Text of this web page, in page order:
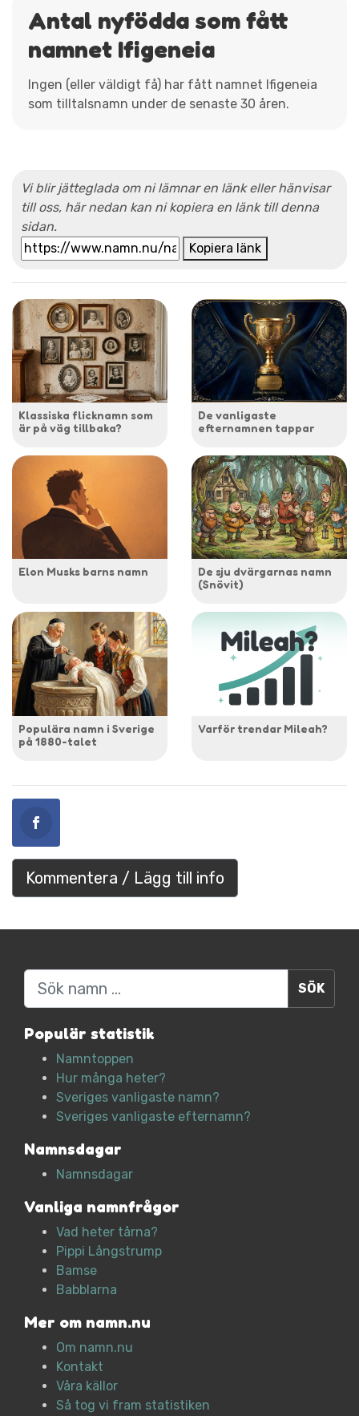
Antal nyfödda som fått
namnet Ifigeneia
Ingen (eller väldigt få) har fått namnet Ifigeneia
som tilltalsnamn under de senaste 30 åren.
Vi blir jätteglada om ni lämnar en länk eller hänvisar
till oss, här nedan kan ni kopiera en länk till denna
sidan.
Kopiera länk
Klassiska flicknamn som
är på väg tillbaka?
De vanligaste
efternamnen tappar
Elon Musks barns namn
De sju dvärgarnas namn
(Snövit)
Populära namn i Sverige
på 1880-talet
Varför trendar Mileah?
Kommentera / Lägg till info
Sök
Populär statistik
Namntoppen
Hur många heter?
Sveriges vanligaste namn?
Sveriges vanligaste efternamn?
Namnsdagar
Namnsdagar
Vanliga namnfrågor
Vad heter tårna?
Pippi Långstrump
Bamse
Babblarna
Mer om namn.nu
Om namn.nu
Kontakt
Våra källor
Så tog vi fram statistiken